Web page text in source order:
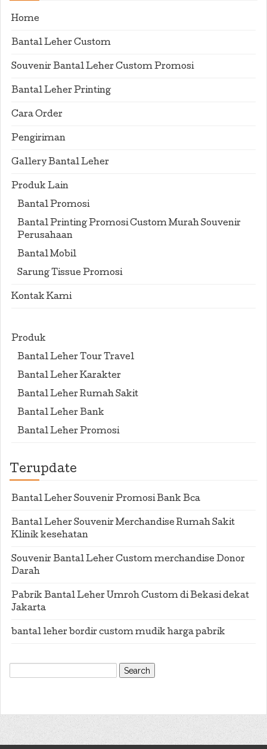
Home
Bantal Leher Custom
Souvenir Bantal Leher Custom Promosi
Bantal Leher Printing
Cara Order
Pengiriman
Gallery Bantal Leher
Produk Lain
Bantal Promosi
Bantal Printing Promosi Custom Murah Souvenir
Perusahaan
Bantal Mobil
Sarung Tissue Promosi
Kontak Kami
Produk
Bantal Leher Tour Travel
Bantal Leher Karakter
Bantal Leher Rumah Sakit
Bantal Leher Bank
Bantal Leher Promosi
Terupdate
Bantal Leher Souvenir Promosi Bank Bca
Bantal Leher Souvenir Merchandise Rumah Sakit
Klinik kesehatan
Souvenir Bantal Leher Custom merchandise Donor
Darah
Pabrik Bantal Leher Umroh Custom di Bekasi dekat
Jakarta
bantal leher bordir custom mudik harga pabrik
Search
for: